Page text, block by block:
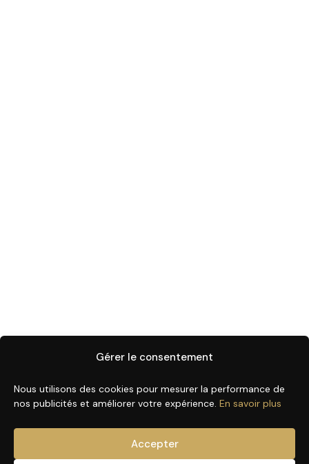
Gérer le consentement
Nous utilisons des cookies pour mesurer la performance de
nos publicités et améliorer votre expérience. En savoir plus
Accepter